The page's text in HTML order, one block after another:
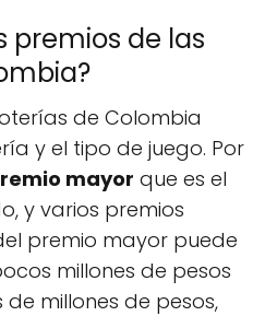
premios de las
de Colombia
y el tipo de juego. Por
mayor que es el
y varios premios
premio mayor puede
millones de pesos
millones de pesos,